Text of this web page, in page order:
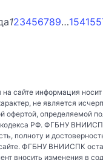
123456789…154155
сайте информация
не является
офертой, определяемой
РФ. ФГБНУ
полноту и
ФГБНУ ВНИИСПК
вносить изменения в